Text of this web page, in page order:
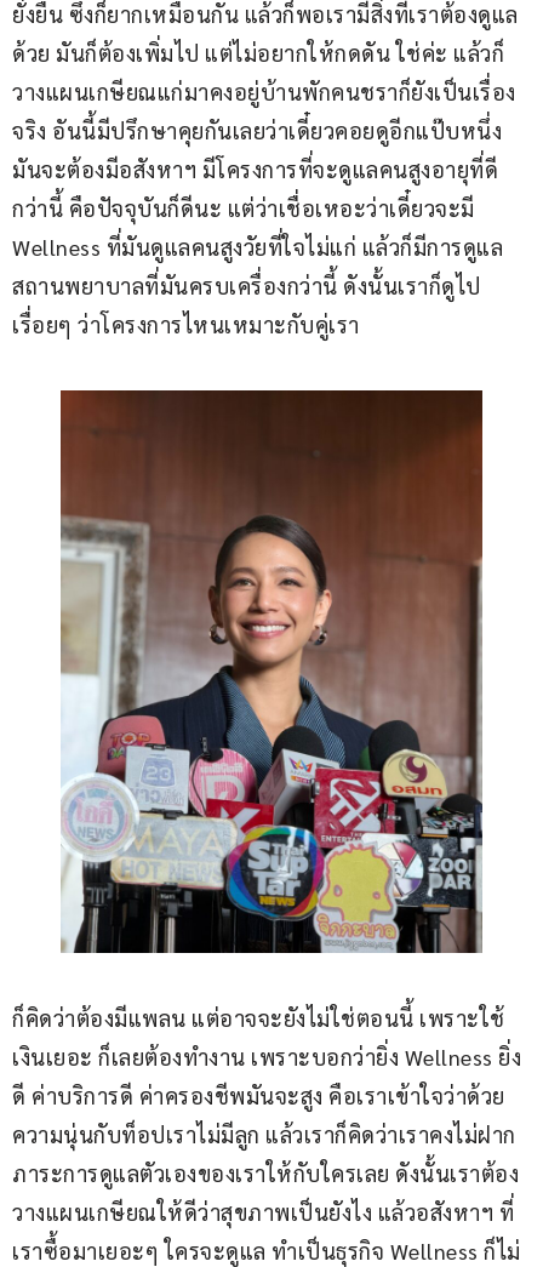
ยั่งยืน ซึ่งก็ยากเหมือนกัน แล้วก็พอเรามีสิ่งที่เราต้องดูแล
ด้วย มันก็ต้องเพิ่มไป แต่ไม่อยากให้กดดัน ใช่ค่ะ แล้วก็
วางแผนเกษียณแก่มาคงอยู่บ้านพักคนชราก็ยังเป็นเรื่อง
จริง อันนี้มีปรึกษาคุยกันเลยว่าเดี๋ยวคอยดูอีกแป๊บหนึ่ง
มันจะต้องมีอสังหาฯ มีโครงการที่จะดูแลคนสูงอายุที่ดี
กว่านี้ คือปัจจุบันก็ดีนะ แต่ว่าเชื่อเหอะว่าเดี๋ยวจะมี
Wellness ที่มันดูแลคนสูงวัยที่ใจไม่แก่ แล้วก็มีการดูแล
สถานพยาบาลที่มันครบเครื่องกว่านี้ ดังนั้นเราก็ดูไป
เรื่อยๆ ว่าโครงการไหนเหมาะกับคู่เรา
ก็คิดว่าต้องมีแพลน แต่อาจจะยังไม่ใช่ตอนนี้ เพราะใช้
เงินเยอะ ก็เลยต้องทำงาน เพราะบอกว่ายิ่ง Wellness ยิ่ง
ดี ค่าบริการดี ค่าครองชีพมันจะสูง คือเราเข้าใจว่าด้วย
ความนุ่นกับท็อปเราไม่มีลูก แล้วเราก็คิดว่าเราคงไม่ฝาก
ภาระการดูแลตัวเองของเราให้กับใครเลย ดังนั้นเราต้อง
วางแผนเกษียณให้ดีว่าสุขภาพเป็นยังไง แล้วอสังหาฯ ที่
เราซื้อมาเยอะๆ ใครจะดูแล ทำเป็นธุรกิจ Wellness ก็ไม่